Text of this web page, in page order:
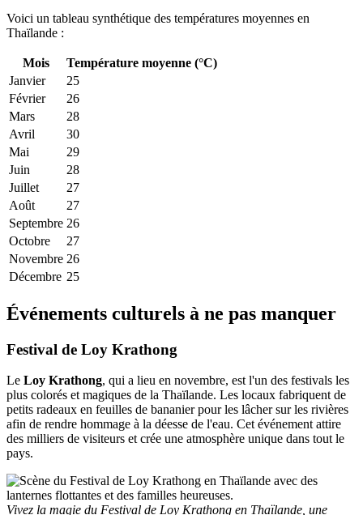
Voici un tableau synthétique des températures moyennes en
Thaïlande :
Mois
Température moyenne (°C)
Janvier
25
Février
26
Mars
28
Avril
30
Mai
29
Juin
28
Juillet
27
Août
27
Septembre 26
Octobre
27
Novembre 26
Décembre 25
Événements culturels à ne pas manquer
Festival de Loy Krathong
Le Loy Krathong, qui a lieu en novembre, est l'un des festivals les
plus colorés et magiques de la Thaïlande. Les locaux fabriquent de
petits radeaux en feuilles de bananier pour les lâcher sur les rivières
afin de rendre hommage à la déesse de l'eau. Cet événement attire
des milliers de visiteurs et crée une atmosphère unique dans tout le
pays.
Vivez la magie du Festival de Loy Krathong en Thaïlande, une